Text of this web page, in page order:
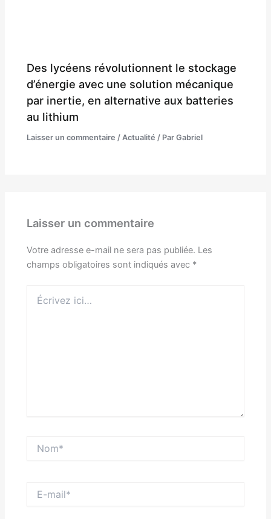
Des lycéens révolutionnent le stockage
d’énergie avec une solution mécanique
par inertie, en alternative aux batteries
au lithium
Laisser un commentaire / Actualité / ParGabriel
Laisser un commentaire
Votre adresse e-mail ne sera pas publiée. Les
champs obligatoires sont indiqués avec *
ici…
mail*